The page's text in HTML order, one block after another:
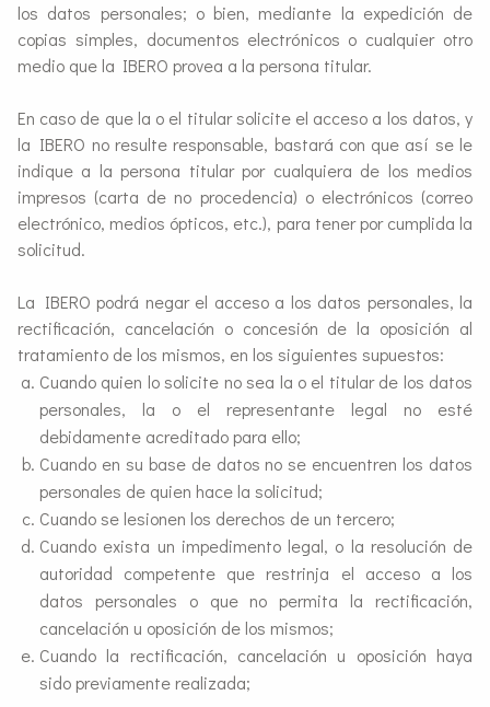
los datos personales; o bien, mediante la expedición de
copias simples, documentos electrónicos o cualquier otro
medio que la IBERO provea a la persona titular.
En caso de que la o el titular solicite el acceso a los datos, y
la IBERO no resulte responsable, bastará con que así se le
indique a la persona titular por cualquiera de los medios
impresos (carta de no procedencia) o electrónicos (correo
electrónico, medios ópticos, etc.), para tener por cumplida la
solicitud.
La IBERO podrá negar el acceso a los datos personales, la
rectificación, cancelación o concesión de la oposición al
tratamiento de los mismos, en los siguientes supuestos:
Cuando quien lo solicite no sea la o el titular de los datos
personales, la o el representante legal no esté
debidamente acreditado para ello;
Cuando en su base de datos no se encuentren los datos
personales de quien hace la solicitud;
Cuando se lesionen los derechos de un tercero;
Cuando exista un impedimento legal, o la resolución de
autoridad competente que restrinja el acceso a los
datos personales o que no permita la rectificación,
cancelación u oposición de los mismos;
Cuando la rectificación, cancelación u oposición haya
sido previamente realizada;